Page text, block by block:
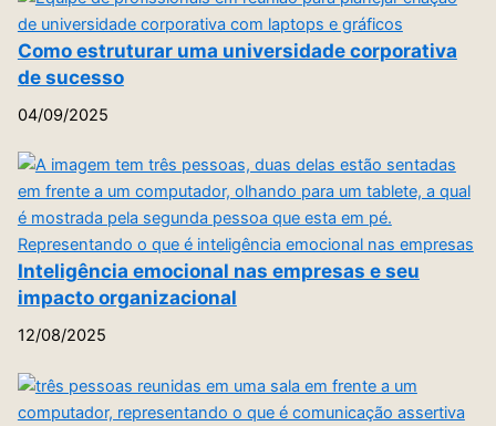
Como estruturar uma universidade corporativa
de sucesso
04/09/2025
Inteligência emocional nas empresas e seu
impacto organizacional
12/08/2025